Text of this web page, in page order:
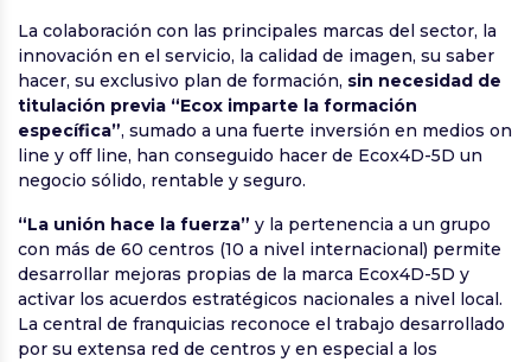
La colaboración con las principales marcas del sector, la
innovación en el servicio, la calidad de imagen, su saber
hacer, su exclusivo plan de formación, sin necesidad de
titulación previa “Ecox imparte la formación
específica”, sumado a una fuerte inversión en medios on
line y off line, han conseguido hacer de Ecox4D-5D un
negocio sólido, rentable y seguro.
“La unión hace la fuerza” y la pertenencia a un grupo
con más de 60 centros (10 a nivel internacional) permite
desarrollar mejoras propias de la marca Ecox4D-5D y
activar los acuerdos estratégicos nacionales a nivel local.
La central de franquicias reconoce el trabajo desarrollado
por su extensa red de centros y en especial a los